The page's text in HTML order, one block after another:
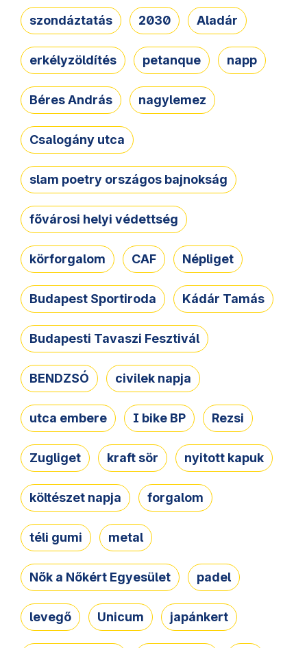
szondáztatás 2030 Aladár
erkélyzöldítés petanque napp
Béres András nagylemez
Csalogány utca
slam poetry országos bajnokság
fővárosi helyi védettség
körforgalom CAF Népliget
Budapest Sportiroda Kádár Tamás
Budapesti Tavaszi Fesztivál
BENDZSÓ civilek napja
utca embere I bike BP Rezsi
Zugliget kraft sör nyitott kapuk
költészet napja forgalom
téli gumi metal
Nők a Nőkért Egyesület padel
levegő Unicum japánkert